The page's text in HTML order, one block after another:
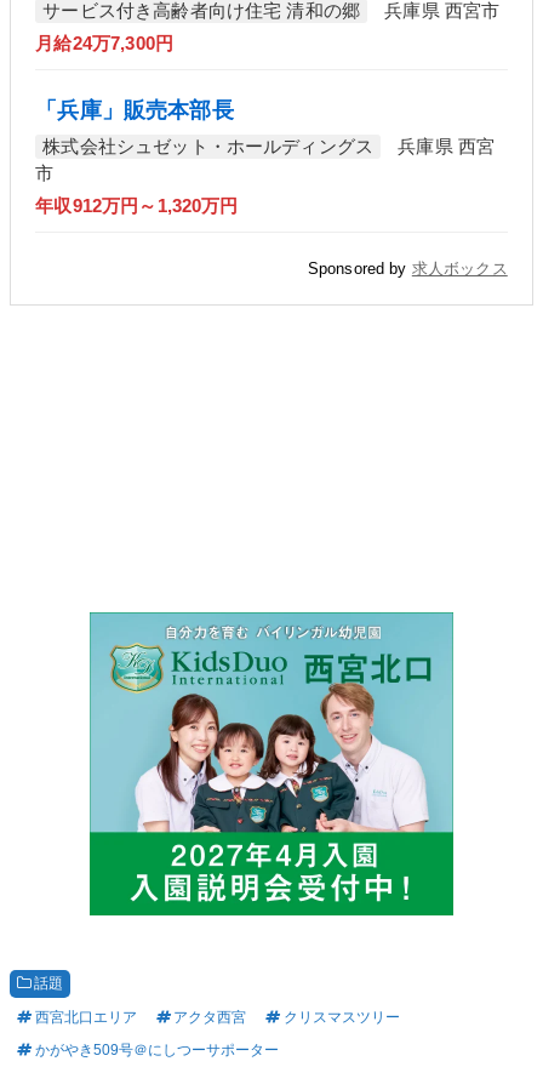
サービス付き高齢者向け住宅 清和の郷
兵庫県 西宮市
月給24万7,300円
「兵庫」販売本部長
株式会社シュゼット・ホールディングス
兵庫県 西宮
市
年収912万円～1,320万円
Sponsored by 求人ボックス
話題
西宮北口エリア
アクタ西宮
クリスマスツリー
かがやき509号＠にしつーサポーター